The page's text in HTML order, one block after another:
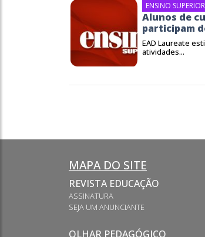
ENSINO SUPERIOR
Alunos de
participam
EAD Laureate
atividades...
MAPA DO SITE
REVISTA EDUCAÇÃO
ASSINATURA
SEJA UM ANUNCIANTE
OLHAR PEDAGÓGICO